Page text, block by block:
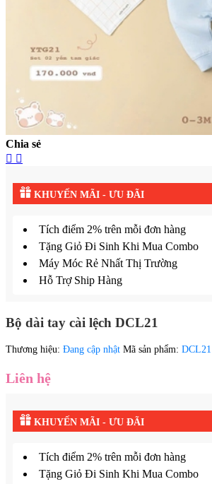
Chia sẻ
KHUYẾN MÃI - ƯU ĐÃI
Tích điểm 2% trên mỗi đơn hàng
Tặng Giỏ Đi Sinh Khi Mua Combo
Máy Móc Rẻ Nhất Thị Trường
Hỗ Trợ Ship Hàng
Bộ dài tay cài lệch DCL21
Thương hiệu: Đang cập nhật Mã sản phẩm: DCL21
Liên hệ
KHUYẾN MÃI - ƯU ĐÃI
Tích điểm 2% trên mỗi đơn hàng
Tặng Giỏ Đi Sinh Khi Mua Combo